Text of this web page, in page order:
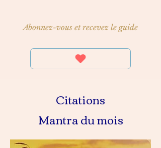
Abonnez-vous et recevez le guide
Citations
Mantra du mois